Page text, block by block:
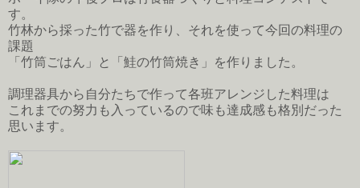
す。
竹林から採った竹で器を作り、それを使って今回の料理の
課題
「竹筒ごはん」と「鮭の竹筒焼き」を作りました。
調理器具から自分たちで作って各班アレンジした料理は
これまでの努力も入っているので味も達成感も格別だった
思います。